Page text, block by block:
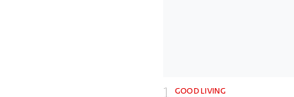
GOOD LIVING